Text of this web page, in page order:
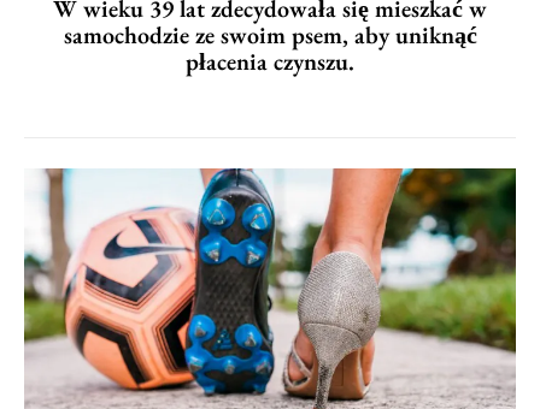
W wieku 39 lat zdecydowała się mieszkać w
samochodzie ze swoim psem, aby uniknąć
płacenia czynszu.